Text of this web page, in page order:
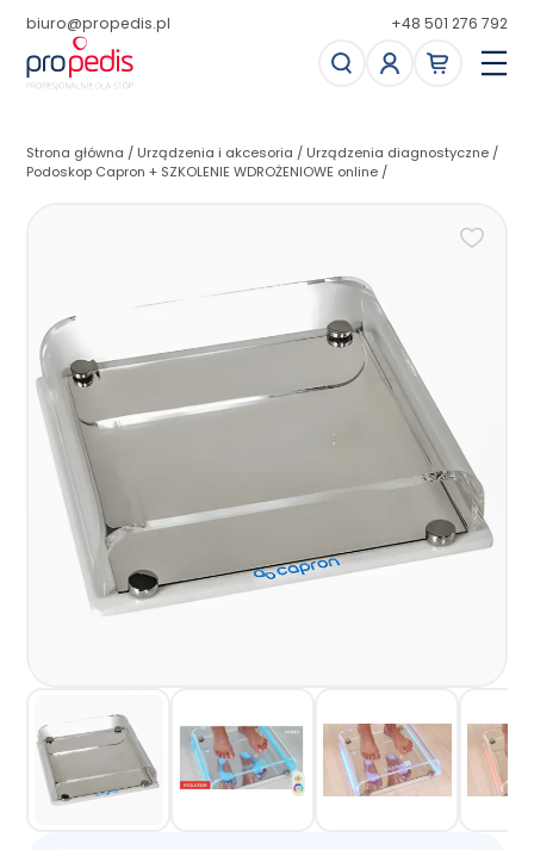
biuro@propedis.pl +48 501 276 792
Strona główna / Urządzenia i akcesoria / Urządzenia diagnostyczne /
Podoskop Capron + SZKOLENIE WDROŻENIOWE online /